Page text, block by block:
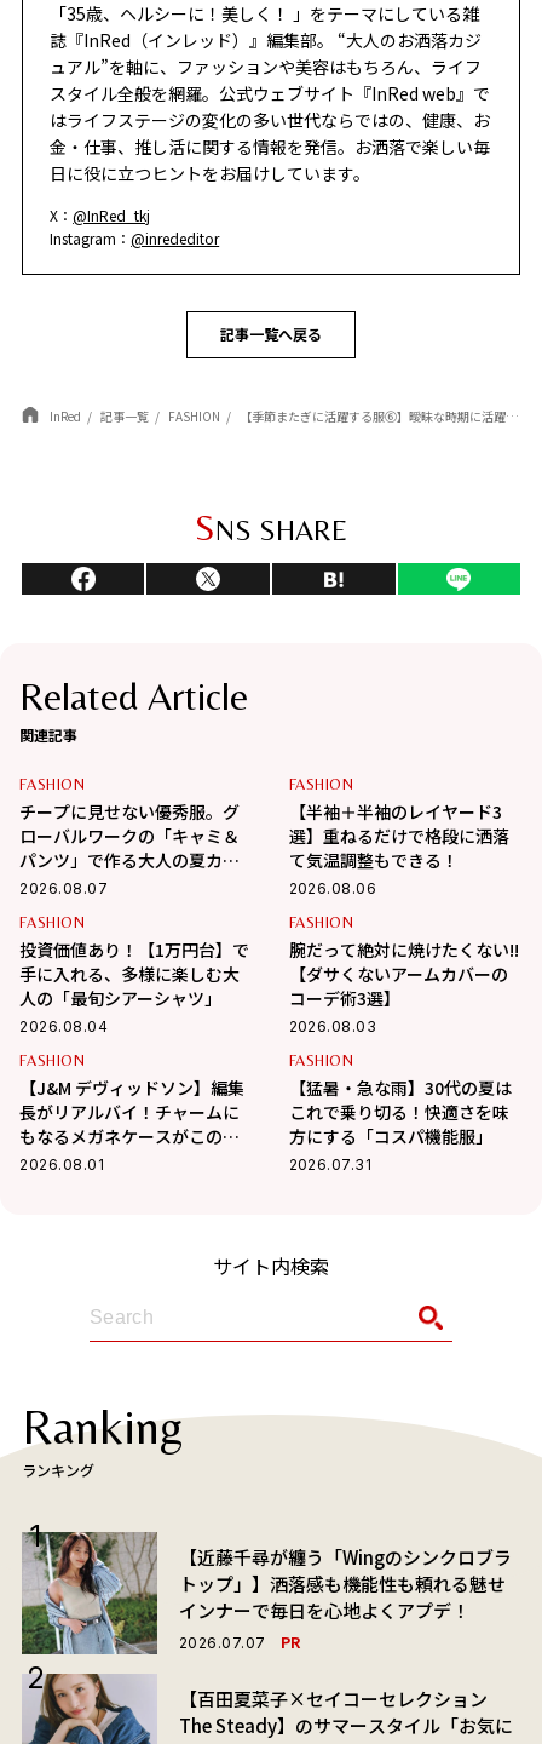
「35歳、ヘルシーに！美しく！ 」をテーマにしている雑
誌『InRed（インレッド）』編集部。 “大人のお洒落カジ
ュアル”を軸に、ファッションや美容はもちろん、ライフ
スタイル全般を網羅。公式ウェブサイト『InRed web』で
はライフステージの変化の多い世代ならではの、健康、お
金・仕事、推し活に関する情報を発信。お洒落で楽しい毎
日に役に立つヒントをお届けしています。
X：@InRed_tkj
Instagram：@inrededitor
記事一覧へ戻る
InRed 記事一覧 FASHION 【季節またぎに活躍する服⑥】曖昧な時期に活躍する「ハンサムベスト」！ 冬本番はコートのインとして活用
SNS SHARE
Related Article
関連記事
FASHION
チープに見せない優秀服。グ
ローバルワークの「キャミ＆
パンツ」で作る大人の夏カジ
ュアル
2026.08.07
FASHION
【半袖＋半袖のレイヤード3
選】重ねるだけで格段に洒落
て気温調整もできる！
2026.08.06
FASHION
投資価値あり！【1万円台】で
手に入れる、多様に楽しむ大
人の「最旬シアーシャツ」
2026.08.04
FASHION
腕だって絶対に焼けたくない!!
【ダサくないアームカバーの
コーデ術3選】
2026.08.03
FASHION
【J&M デヴィッドソン】編集
長がリアルバイ！チャームに
もなるメガネケースがこの夏
大活躍の予感
2026.08.01
FASHION
【猛暑・急な雨】30代の夏は
これで乗り切る！快適さを味
方にする「コスパ機能服」
2026.07.31
サイト内検索
Ranking
ランキング
【近藤千尋が纏う「Wingのシンクロブラ
トップ」】洒落感も機能性も頼れる魅せ
インナーで毎日を心地よくアプデ！
2026.07.07 PR
【百田夏菜子×セイコーセレクション
The Steady】のサマースタイル「お気に